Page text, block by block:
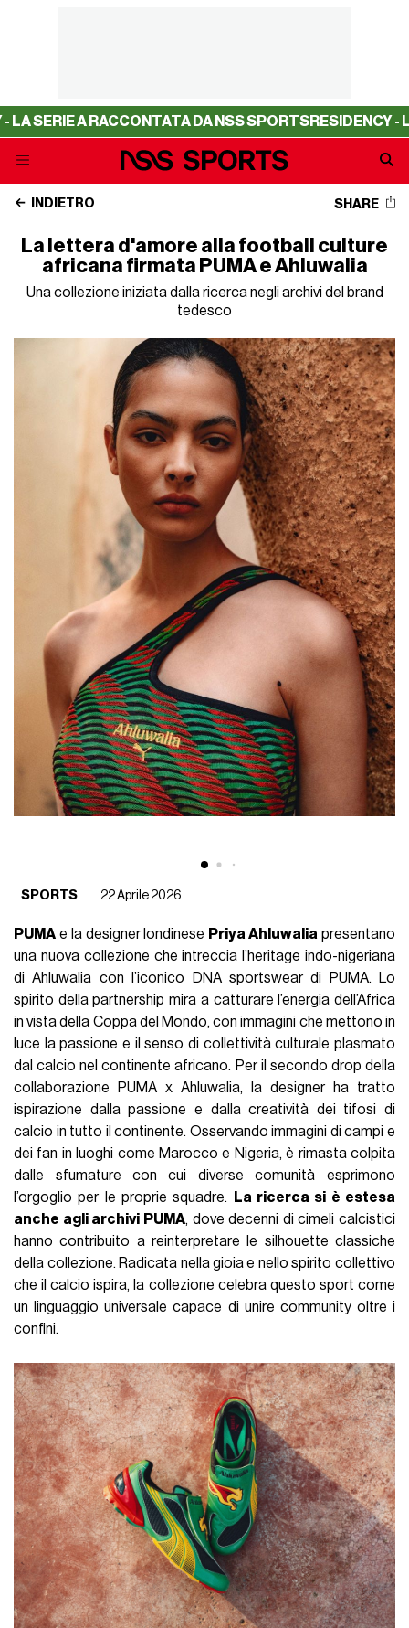
RACCONTATA DA NSS SPORTSRESIDENCY - LA SERIE A
INDIETRO SHARE
La lettera d'amore alla football culture
africana firmata PUMA e Ahluwalia
Una collezione iniziata dalla ricerca negli archivi del brand
tedesco
SPORTS 22 Aprile 2026
PUMA e la designer londinese Priya Ahluwalia presentano
una nuova collezione che intreccia l’heritage indo-nigeriana
di Ahluwalia con l’iconico DNA sportswear di PUMA. Lo
spirito della partnership mira a catturare l’energia dell’Africa
in vista della Coppa del Mondo, con immagini che mettono in
luce la passione e il senso di collettività culturale plasmato
dal calcio nel continente africano. Per il secondo drop della
collaborazione PUMA x Ahluwalia, la designer ha tratto
ispirazione dalla passione e dalla creatività dei tifosi di
calcio in tutto il continente. Osservando immagini di campi e
dei fan in luoghi come Marocco e Nigeria, è rimasta colpita
dalle sfumature con cui diverse comunità esprimono
l’orgoglio per le proprie squadre.
La ricerca si è estesa
anche agli archivi PUMA, dove decenni di cimeli calcistici
hanno contribuito a reinterpretare le silhouette classiche
della collezione. Radicata nella gioia e nello spirito collettivo
che il calcio ispira, la collezione celebra questo sport come
un linguaggio universale capace di unire community oltre i
confini.